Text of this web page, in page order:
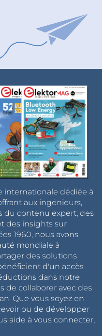
internationale dédiée à
aux ingénieurs,
du contenu expert, des
des insights sur
1960, nous avons
mondiale à
des solutions
d'un accès
dans notre
collaborer avec des
Que vous soyez en
ou de développer
aide à vous connecter,